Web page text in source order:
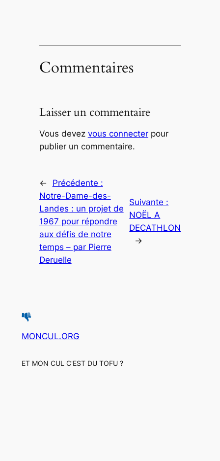
Commentaires
Laisser un commentaire
Vous devez vous connecterpour
publier un commentaire.
←
Précédente :
Notre-Dame-des-
Landes : un projet de
1967 pour répondre
aux défis de notre
temps – par Pierre
Deruelle
Suivante :
NOËL A
DECATHLON
→
MONCUL.ORG
ET MON CUL C'EST DU TOFU ?